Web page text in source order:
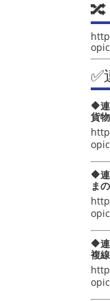
✅
🔶
貨
🔶
ま
🔶
複